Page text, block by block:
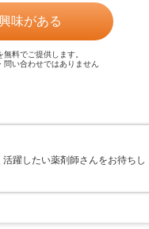
味がある
料でご提供します。
問い合わせではありません
躍したい薬剤師さんをお待ちし